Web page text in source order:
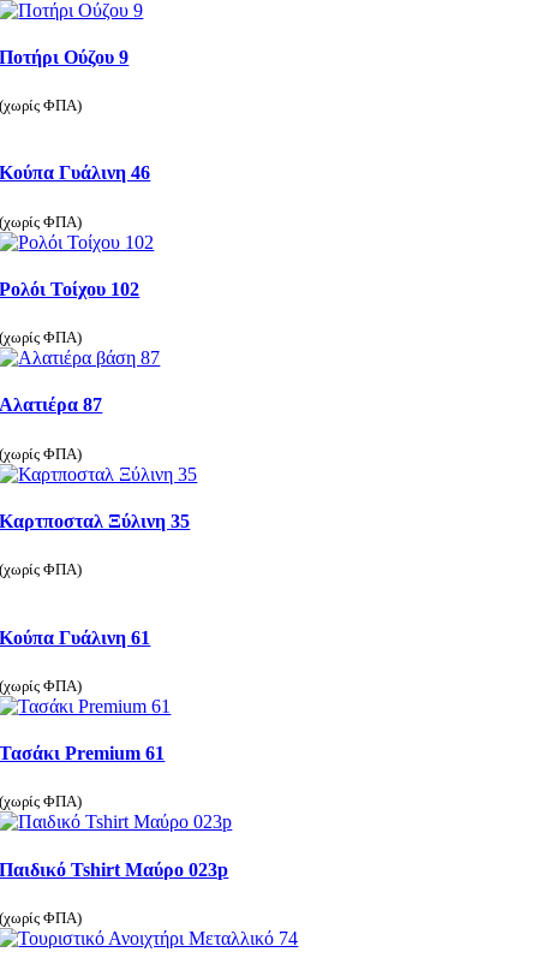
Ποτήρι Ούζου 9
(χωρίς ΦΠΑ)
Κούπα Γυάλινη 46
(χωρίς ΦΠΑ)
Ρολόι Τοίχου 102
(χωρίς ΦΠΑ)
Αλατιέρα 87
(χωρίς ΦΠΑ)
Καρτποσταλ Ξύλινη 35
(χωρίς ΦΠΑ)
Κούπα Γυάλινη 61
(χωρίς ΦΠΑ)
Τασάκι Premium 61
(χωρίς ΦΠΑ)
Παιδικό Tshirt Μαύρο 023p
(χωρίς ΦΠΑ)